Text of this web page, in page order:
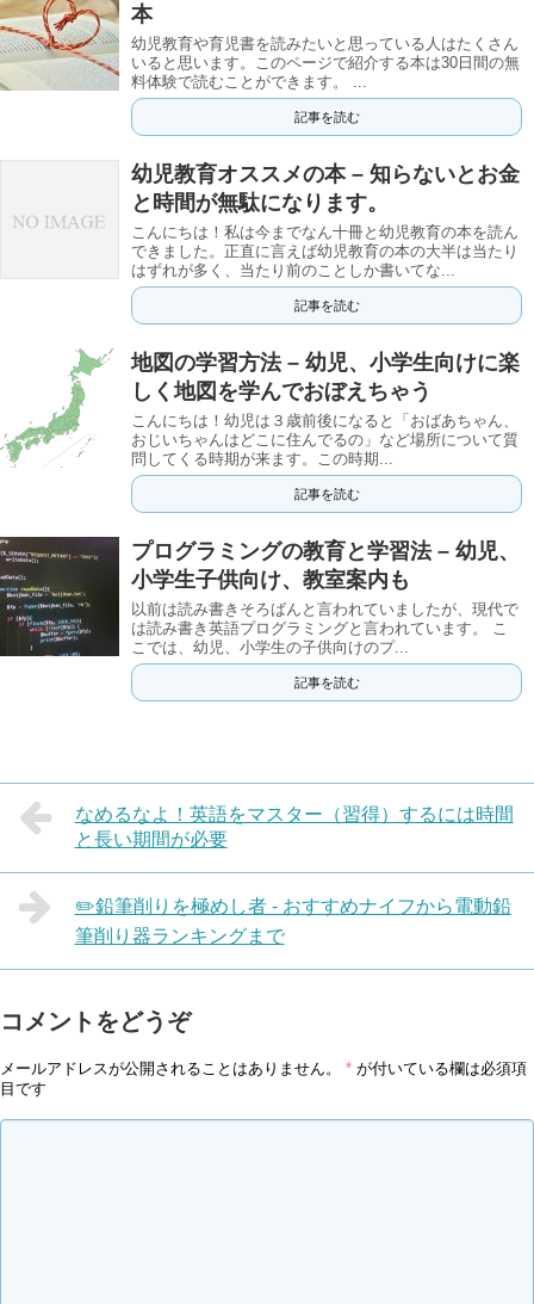
本
幼児教育や育児書を読みたいと思っている人はたくさん
いると思います。このページで紹介する本は30日間の無
料体験で読むことができます。 ...
記事を読む
幼児教育オススメの本 – 知らないとお金
と時間が無駄になります。
こんにちは！私は今までなん十冊と幼児教育の本を読ん
できました。正直に言えば幼児教育の本の大半は当たり
はずれが多く、当たり前のことしか書いてな...
記事を読む
地図の学習方法 – 幼児、小学生向けに楽
しく地図を学んでおぼえちゃう
こんにちは！幼児は３歳前後になると「おばあちゃん、
おじいちゃんはどこに住んでるの」など場所について質
問してくる時期が来ます。この時期...
記事を読む
プログラミングの教育と学習法 – 幼児、
小学生子供向け、教室案内も
以前は読み書きそろばんと言われていましたが、現代で
は読み書き英語プログラミングと言われています。 こ
こでは、幼児、小学生の子供向けのプ...
記事を読む
なめるなよ！英語をマスター（習得）するには時間
と長い期間が必要
✏️鉛筆削りを極めし者 - おすすめナイフから電動鉛
筆削り器ランキングまで
コメントをどうぞ
メールアドレスが公開されることはありません。 * が付いている欄は必須項
目です